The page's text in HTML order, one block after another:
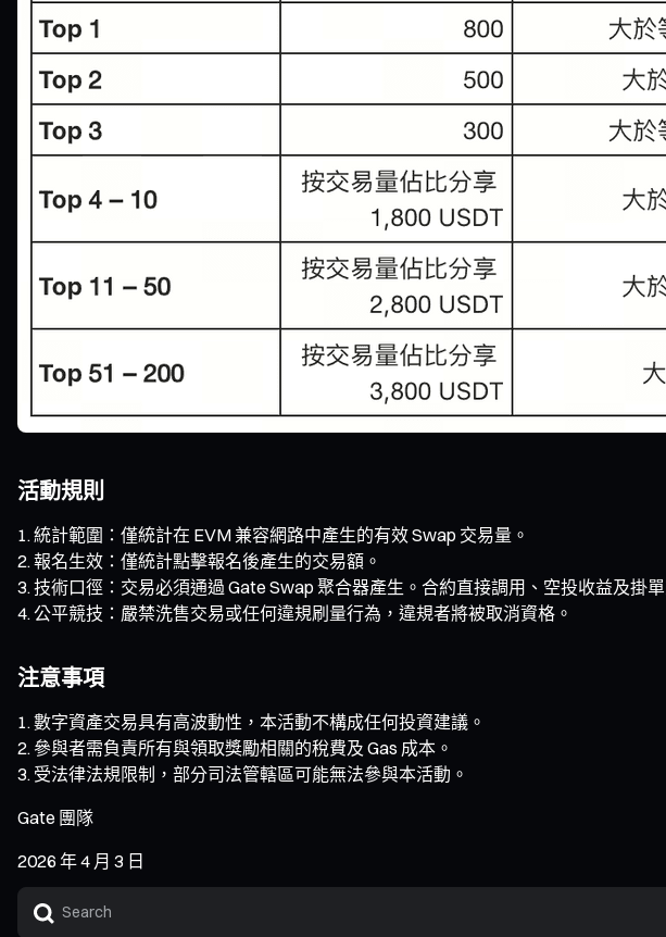
活動規則
統計範圍：僅統計在 EVM 兼容網路中產生的有效 Swap 交易量。
報名生效：僅統計點擊報名後產生的交易額。
技術口徑：交易必須通過 Gate Swap 聚合器產生。合約直接調用、空投收益及掛
公平競技：嚴禁洗售交易或任何違規刷量行為，違規者將被取消資格。
注意事項
數字資產交易具有高波動性，本活動不構成任何投資建議。
參與者需負責所有與領取獎勵相關的稅費及 Gas 成本。
受法律法規限制，部分司法管轄區可能無法參與本活動。
Gate 團隊
2026 年 4 月 3 日